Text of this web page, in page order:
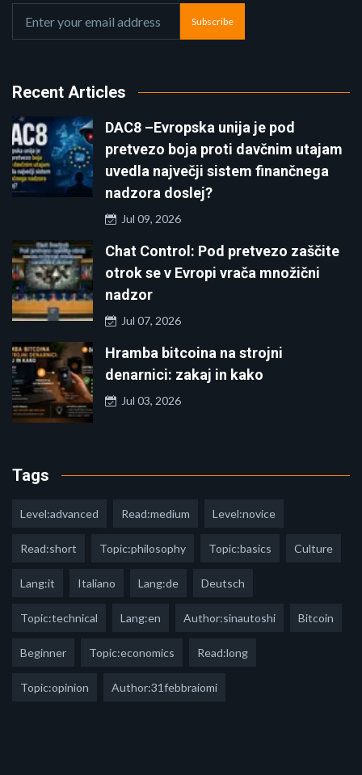
Subscribe
Recent Articles
DAC8 –Evropska unija je pod
pretvezo boja proti davčnim utajam
uvedla največji sistem finančnega
nadzora doslej?
Jul 09, 2026
Chat Control: Pod pretvezo zaščite
otrok se v Evropi vrača množični
nadzor
Jul 07, 2026
Hramba bitcoina na strojni
denarnici: zakaj in kako
Jul 03, 2026
Tags
Level:advanced Read:medium Level:novice
Read:short Topic:philosophy Topic:basics Culture
Lang:it Italiano Lang:de Deutsch
Topic:technical Lang:en Author:sinautoshi Bitcoin
Beginner Topic:economics Read:long
Topic:opinion Author:31febbraiomi